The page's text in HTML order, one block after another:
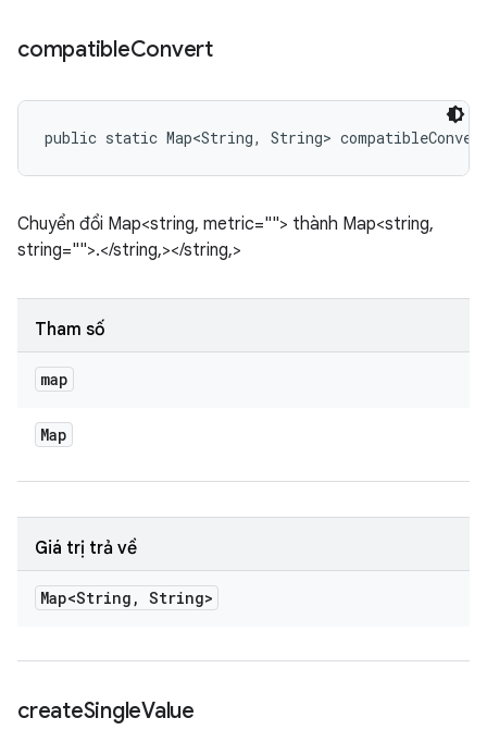
compatibleConvert
public static Map<String, String>
Chuyển đổi Map<string, metric=""> thành Map<string,
string="">.</string,></string,>
Tham số
map
Map
Giá trị trả về
Map<String , String>
createSingleValue